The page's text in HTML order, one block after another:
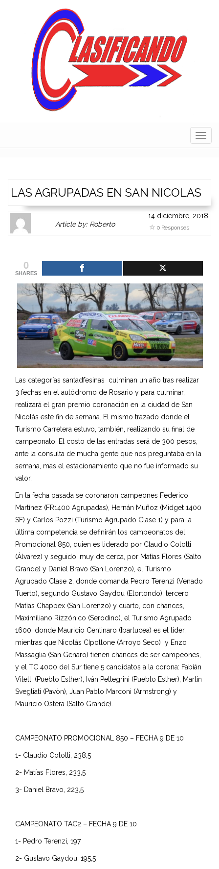
LAS AGRUPADAS EN SAN NICOLAS
Author
Gravatar
Author
page.
Article by: Roberto
or
other
works.
admin
14 diciembre, 2018
0 Responses
0
SHARES
Las categorías santadfesinas culminan un año tras realizar
3 fechas en el autódromo de Rosario y para culminar,
realizará el gran premio coronación en la ciudad de San
Nicolás este fin de semana. El mismo trazado donde el
Turismo Carretera estuvo, también, realizando su final de
campeonato. El costo de las entradas será de 300 pesos,
ante la consulta de mucha gente que nos preguntaba en la
semana, mas el estacionamiento que no fue informado su
valor.
En la fecha pasada se coronaron campeones Federico
Martínez (FR1400 Agrupadas), Hernán Muñoz (Midget 1400
SF) y Carlos Pozzi (Turismo Agrupado Clase 1) y para la
última competencia se definirán los campeonatos del
Promocional 850, quien es liderado por Claudio Colotti
(Álvarez) y seguido, muy de cerca, por Matìas Flores (Salto
Grande) y Daniel Bravo (San Lorenzo), el Turismo
Agrupado Clase 2, donde comanda Pedro Terenzi (Venado
Tuerto), segundo Gustavo Gaydou (Elortondo), tercero
Matìas Chappex (San Lorenzo) y cuarto, con chances,
Maximiliano Rizzónico (Serodino), el Turismo Agrupado
1600, donde Mauricio Centinaro (Ibarlucea) es el líder,
mientras que Nicolàs CIpollone (Arroyo Seco) y Enzo
Massaglia (San Genaro) tienen chances de ser campeones,
y el TC 4000 del Sur tiene 5 candidatos a la corona: Fabián
Vitelli (Pueblo Esther), Iván Pellegrini (Pueblo Esther), Martín
Svegliati (Pavòn), Juan Pablo Marconi (Armstrong) y
Mauricio Ostera (Salto Grande).
CAMPEONATO PROMOCIONAL 850 – FECHA 9 DE 10
1- Claudio Colotti, 238,5
2- Matías Flores, 233,5
3- Daniel Bravo, 223,5
CAMPEONATO TAC2 – FECHA 9 DE 10
1- Pedro Terenzi, 197
2- Gustavo Gaydou, 195,5